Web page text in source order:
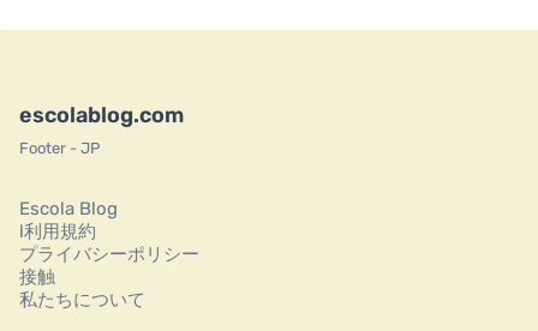
escolablog.com
Footer - JP
Escola Blog
l利用規約
プライバシーポリシー
接触
私たちについて